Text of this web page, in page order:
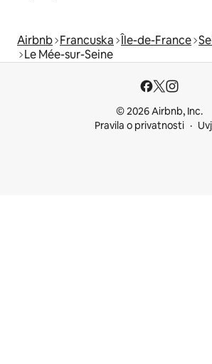
Airbnb Francuska Île-de-France
Le Mée-sur-Seine
© 2026 Airbnb, Inc.
Pravila o privatnosti